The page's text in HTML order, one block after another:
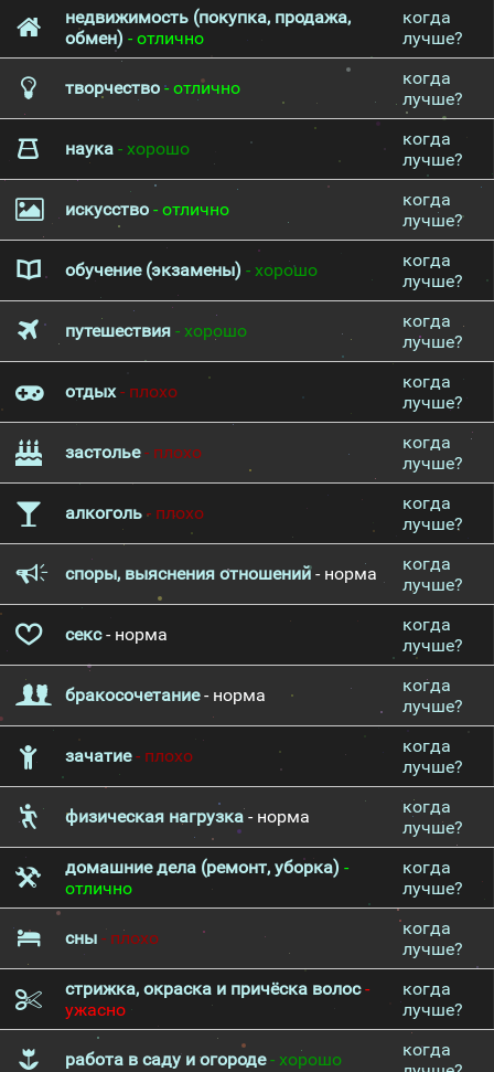
недвижимость (покупка, продажа,
обмен) - отлично
когда
лучше?
творчество - отлично
когда
лучше?
наука - хорошо
когда
лучше?
искусство - отлично
когда
лучше?
обучение (экзамены) - хорошо
когда
лучше?
путешествия - хорошо
когда
лучше?
отдых- плохо
когда
лучше?
застолье- плохо
когда
лучше?
алкоголь - плохо
когда
лучше?
споры, выяснения отношений- норма
когда
лучше?
секс- норма
когда
лучше?
бракосочетание- норма
когда
лучше?
зачатие- плохо
когда
лучше?
физическая нагрузка- норма
когда
лучше?
домашние дела (ремонт, уборка) -
отлично
когда
лучше?
сны - плохо
когда
лучше?
стрижка, окраска и причёска волос-
ужасно
когда
лучше?
работа в саду и огороде- хорошо
когда